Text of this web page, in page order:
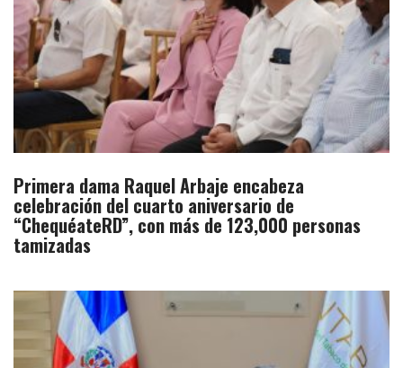
Primera dama Raquel Arbaje encabeza
celebración del cuarto aniversario de
“ChequéateRD”, con más de 123,000 personas
tamizadas